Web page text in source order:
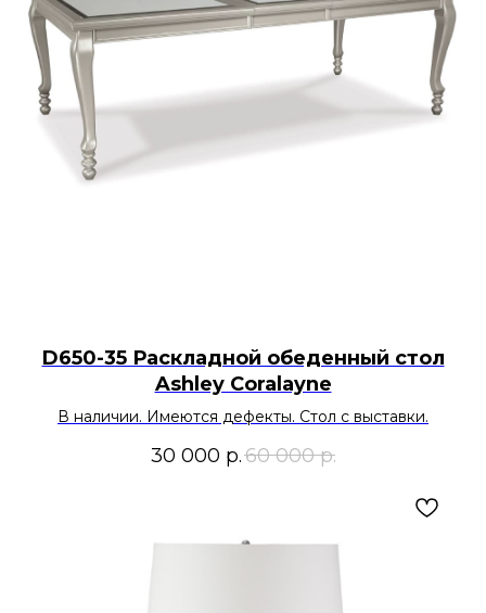
D650-35 Раскладной обеденный стол
Ashley Coralayne
В наличии. Имеются дефекты. Стол с выставки.
30 000 р.60 000 р.